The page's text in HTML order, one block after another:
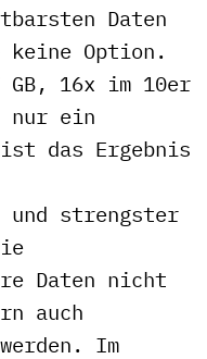
Daten
keine Option.
GB, 16x im 10er
nur ein
das Ergebnis
und strengster
Daten nicht
auch
Im